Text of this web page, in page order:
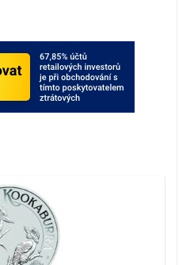
Pridať k
obľúbeným